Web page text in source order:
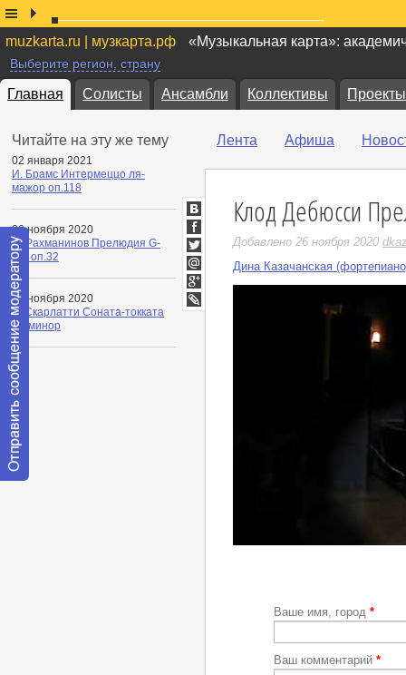
muzkarta.ru | музкарта.рф «Музыкальная карта»:
Выберите регион, страну
Главная Солисты Ансамбли Коллективы Проекты
Читайте на эту же тему
02 января 2021
И. Брамс Интермеццо ля-
мажор оп.118
26 ноября 2020
С. Рахманинов Прелюдия G-
dur оп.32
26 ноября 2020
Д. Скарлатти Соната-токката
ре-минор
Лента Афиша
Клод Дебюсси
Добавлено 26 ноября 2020
Дина Казачанская
ВКонтакте
Facebook
Twitter
Мой
Мир
Google+
LiveJournal
Ваше имя, город *
Ваш комментарий *